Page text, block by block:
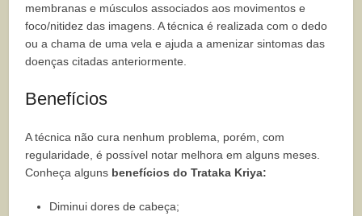
membranas e músculos associados aos movimentos e
foco/nitidez das imagens. A técnica é realizada com o dedo
ou a chama de uma vela e ajuda a amenizar sintomas das
doenças citadas anteriormente.
Benefícios
A técnica não cura nenhum problema, porém, com
regularidade, é possível notar melhora em alguns meses.
Conheça alguns benefícios do Trataka Kriya:
Diminui dores de cabeça;